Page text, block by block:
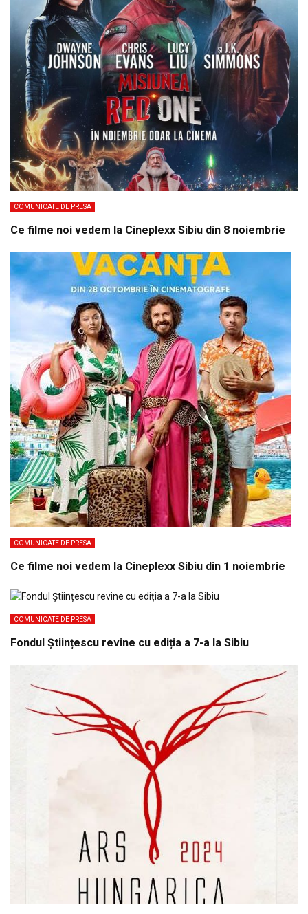
COMUNICATE DE PRESA
Ce filme noi vedem la Cineplexx Sibiu din 8 noiembrie
COMUNICATE DE PRESA
Ce filme noi vedem la Cineplexx Sibiu din 1 noiembrie
COMUNICATE DE PRESA
Fondul Științescu revine cu ediția a 7-a la Sibiu